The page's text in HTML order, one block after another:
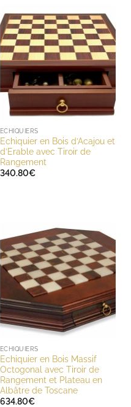
ECHIQUIERS
Echiquier en Bois d’Acajou et
d’Erable avec Tiroir de
Rangement
340.80€
ECHIQUIERS
Echiquier en Bois Massif
Octogonal avec Tiroir de
Rangement et Plateau en
Albâtre de Toscane
634.80€